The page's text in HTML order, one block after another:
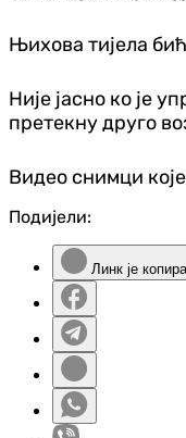
Њихова тијела
Није јасно ко је
претекну друго
Видео снимци
Подијели:
Линк је